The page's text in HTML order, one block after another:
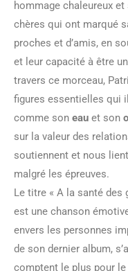
hommage chaleureux
chères qui ont marqué
proches et d’amis, en
et leur capacité à être
travers ce morceau,
figures essentielles qui
comme son eau et son
sur la valeur des
soutiennent et nous
malgré les épreuves.
Le titre « A la santé des
est une chanson
envers les personnes
de son dernier album,
comptent le plus pour